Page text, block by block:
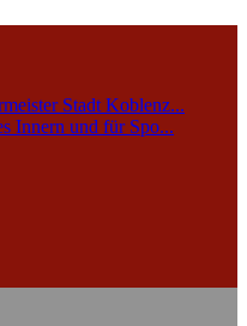
Stadt Koblenz...
Innern und für Spo...